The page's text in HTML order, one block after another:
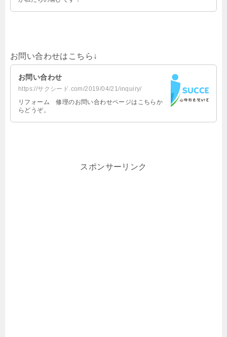
お問い合わせはこちら↓
お問い合わせ
https://サクシード.com/2019/04/21/inquiry/
リフォーム 修理のお問い合わせページはこちらか
らどうぞ。
スポンサーリンク